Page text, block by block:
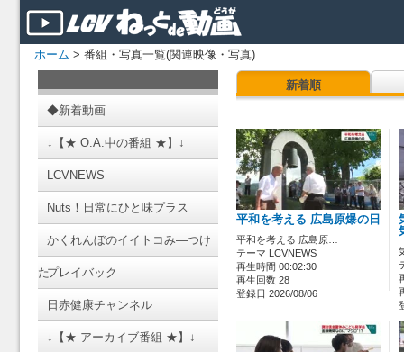
ホーム > 番組・写真一覧(関連映像・写真)
◆新着動画
↓【★ O.A.中の番組 ★】↓
LCVNEWS
Nuts！日常にひと味プラス
かくれんぼのイイトコみ―つけ
たプレイバック
日赤健康チャンネル
↓【★ アーカイブ番組 ★】↓
新着順
平和を考える 広島原爆の日
平和を考える 広島原…
テーマ LCVNEWS
再生時間 00:02:30
再生回数 28
登録日 2026/08/06